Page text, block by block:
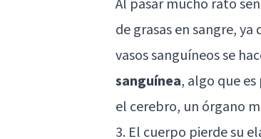
Al pasar mucho rato
de grasas en sangre,
vasos sanguíneos se
sanguínea, algo que
el cerebro, un órgano
3. El cuerpo pierde su